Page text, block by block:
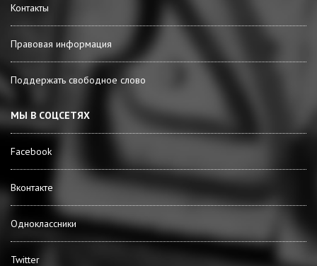
Контакты
Правовая информация
Поддержать свободное слово
МЫ В СОЦСЕТЯХ
Facebook
Вконтакте
Одноклассники
Twitter